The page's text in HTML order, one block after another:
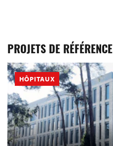
PROJETS DE RÉFÉRENCE
HÔPITAUX